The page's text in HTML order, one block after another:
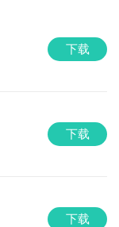
下载
下载
下载